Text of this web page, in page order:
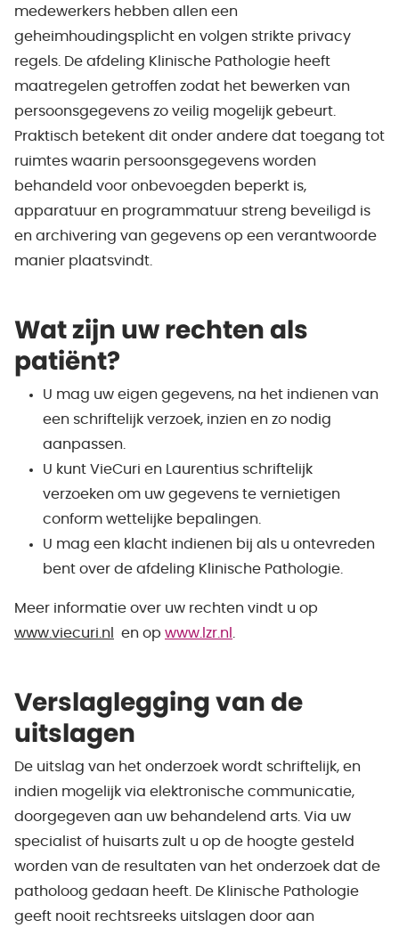
medewerkers hebben allen een
geheimhoudingsplicht en volgen strikte privacy
regels. De afdeling Klinische Pathologie heeft
maatregelen getroffen zodat het bewerken van
persoonsgegevens zo veilig mogelijk gebeurt.
Praktisch betekent dit onder andere dat toegang tot
ruimtes waarin persoonsgegevens worden
behandeld voor onbevoegden beperkt is,
apparatuur en programmatuur streng beveiligd is
en archivering van gegevens op een verantwoorde
manier plaatsvindt.
Wat zijn uw rechten als
patiënt?
U mag uw eigen gegevens, na het indienen van
een schriftelijk verzoek, inzien en zo nodig
aanpassen.
U kunt VieCuri en Laurentius schriftelijk
verzoeken om uw gegevens te vernietigen
conform wettelijke bepalingen.
U mag een klacht indienen bij als u ontevreden
bent over de afdeling Klinische Pathologie.
Meer informatie over uw rechten vindt u op
www.viecuri.nl
en op www.lzr.nl
Verslaglegging van de
uitslagen
De uitslag van het onderzoek wordt schriftelijk, en
indien mogelijk via elektronische communicatie,
doorgegeven aan uw behandelend arts. Via uw
specialist of huisarts zult u op de hoogte gesteld
worden van de resultaten van het onderzoek dat de
patholoog gedaan heeft. De Klinische Pathologie
geeft nooit rechtsreeks uitslagen door aan